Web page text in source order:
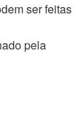
ser feitas
pela